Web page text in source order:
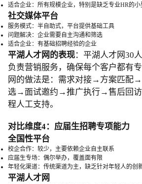
适合企业：所有规模企业，特别是缺乏专业HR的小
社交媒体平台
服务模式：半自助式，平台提供基础工具
问题解决：企业需要自主沟通和筛选
适合企业：有基础招聘经验的企业
平湖人才网的表现：平湖人才网30
负责营销服务，确保每个客户都有
网的做法是：需求对接→方案匹配
选→面试邀约→推广执行→售后回
程人工支持。
对比维度4：应届生招聘专项能力
全国性平台
校企合作：较少，主要依赖企业自主联系
应届生专场：偶尔举办，覆盖面有限
年轻化渠道：传统渠道为主，缺乏针对年轻人的创
平湖人才网